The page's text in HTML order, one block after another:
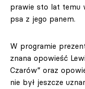
prawie sto lat temu
psa z jego panem.
W programie
znana opowieść
Czarów” oraz
nie był jeszcze